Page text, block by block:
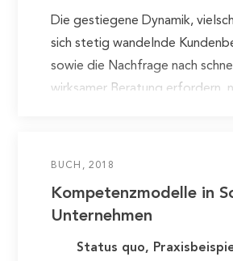
Die gestiegene Dynamik,
sich stetig wandelnde
sowie die Nachfrage nach
wirksamer Beratung erfordern,
BUCH 2018
Kompetenzmodelle in
Unternehmen
Status quo,